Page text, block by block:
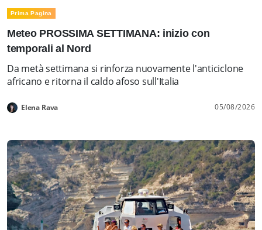
Prima Pagina
Meteo PROSSIMA SETTIMANA: inizio con
temporali al Nord
Da metà settimana si rinforza nuovamente l'anticiclone
africano e ritorna il caldo afoso sull'Italia
Elena Rava 05/08/2026